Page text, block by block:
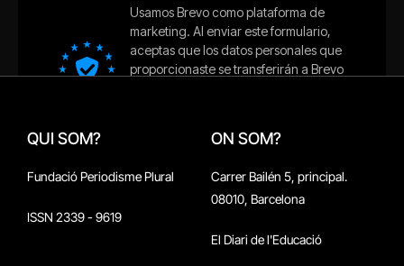
QUI SOM?
Fundació Periodisme Plural
ISSN 2339 - 9619
ON SOM?
Carrer Bailén 5, principal.
08010, Barcelona
El Diari de l'Educació